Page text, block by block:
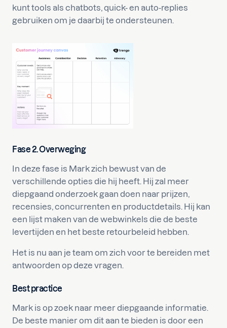
kunt tools als chatbots, quick- en auto-replies
gebruiken om je daarbij te ondersteunen.
Fase 2. Overweging
In deze fase is Mark zich bewust van de
verschillende opties die hij heeft. Hij zal meer
diepgaand onderzoek gaan doen naar prijzen,
recensies, concurrenten en productdetails. Hij kan
een lijst maken van de webwinkels die de beste
levertijden en het beste retourbeleid hebben.
Het is nu aan je team om zich voor te bereiden met
antwoorden op deze vragen.
Best practice
Mark is op zoek naar meer diepgaande informatie.
De beste manier om dit aan te bieden is door een